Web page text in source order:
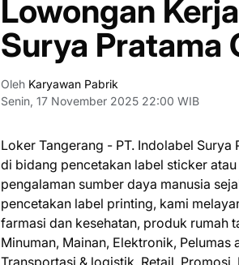
Lowongan
Surya Pratama
Oleh Karyawan Pabrik
Senin, 17 November 2025 22:00 WIB
Loker Tangerang - PT. Indolabel
di bidang pencetakan label sticker
pengalaman sumber daya manusia
pencetakan label printing, kami
farmasi dan kesehatan, produk rumah
Minuman, Mainan, Elektronik, Pelumas
Transportasi & logistik, Retail,